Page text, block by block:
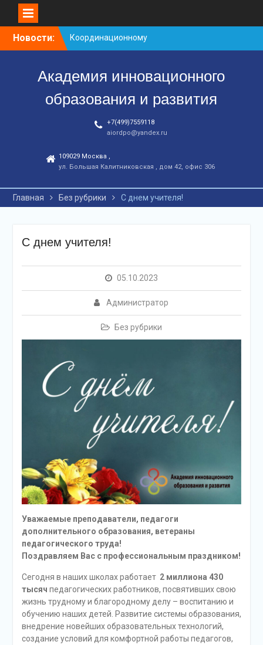
Новости:
Координационному
центру-25 лет!
группа
С юбилеем КЦ!
Академия инновационного
образования и развития
+7(499)7559118
aiordpo@yandex.ru
109029 Москва ,
ул. Большая Калитниковская , дом 42, офис 306
Главная Без рубрики С днем учителя!
С днем учителя!
05.10.2023
Администратор
Без рубрики
Уважаемые преподаватели, педагоги
дополнительного образования, ветераны
педагогического труда!
Поздравляем Вас с профессиональным праздником!
Сегодня в наших школах работает 2 миллиона 430
тысяч педагогических работников, посвятивших свою
жизнь трудному и благородному делу – воспитанию и
обучению наших детей. Развитие системы образования,
внедрение новейших образовательных технологий,
создание условий для комфортной работы педагогов,